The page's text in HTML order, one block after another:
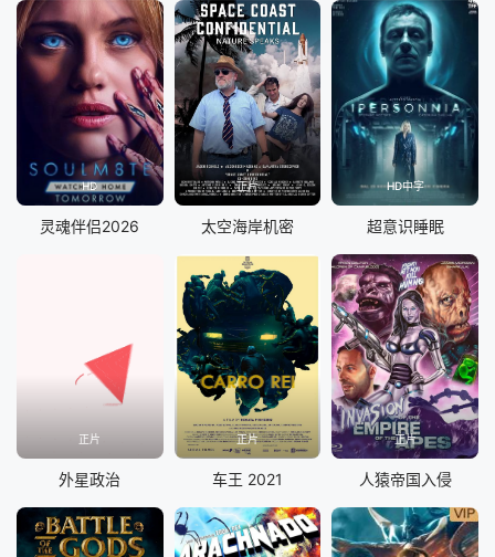
HD
灵魂伴侣2026
正片
太空海岸机密
HD中字
超意识睡眠
正片
外星政治
正片
车王 2021
正片
人猿帝国入侵